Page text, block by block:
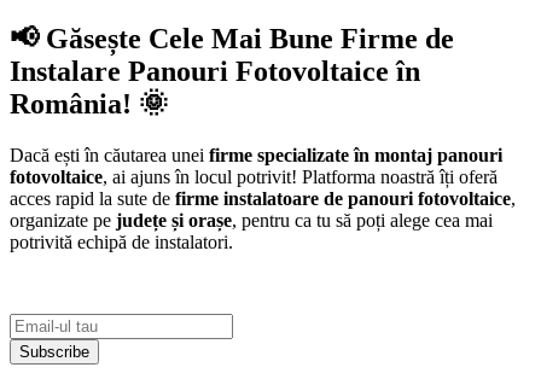
📢 Găsește Cele Mai Bune Firme de
Instalare Panouri Fotovoltaice în
România! 🌞
Dacă ești în căutarea unei firme specializate în montaj panouri
fotovoltaice, ai ajuns în locul potrivit! Platforma noastră îți oferă
acces rapid la sute de firme instalatoare de panouri fotovoltaice,
organizate pe județe și orașe, pentru ca tu să poți alege cea mai
potrivită echipă de instalatori.
Subscribe